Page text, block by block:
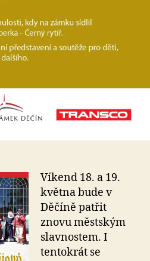
Víkend 18. a 19.
května bude v
Děčíně patřit
znovu městským
slavnostem. I
tentokrát se